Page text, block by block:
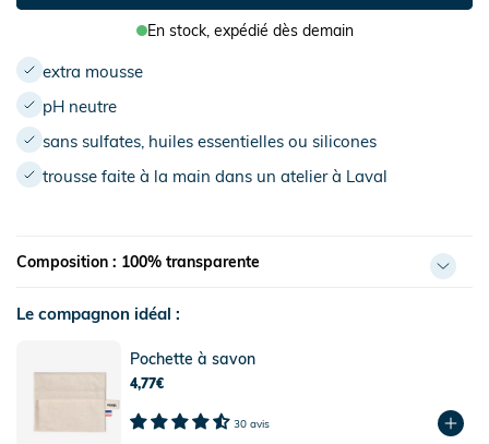
En stock, expédié dès demain
extra mousse
pH neutre
sans sulfates, huiles essentielles ou silicones
trousse faite à la main dans un atelier à Laval
Composition : 100% transparente
Le compagnon idéal :
Pochette à savon
4,77€
30 avis